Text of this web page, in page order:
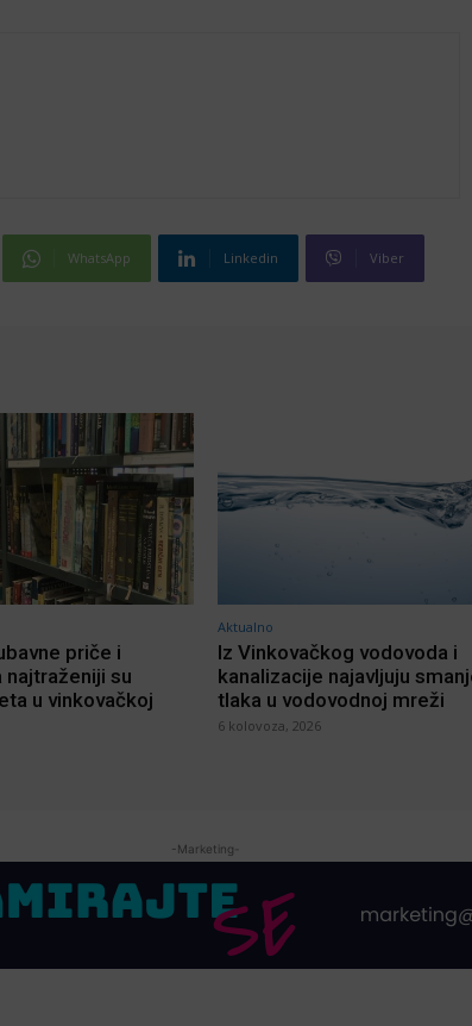
WhatsApp Linkedin Viber
priče i
su
u vinkovačkoj
Aktualno
Iz Vinkovačkog vodovoda i
kanalizacije najavljuju
tlaka u vodovodnoj mreži
6 kolovoza, 2026
-Marketing-